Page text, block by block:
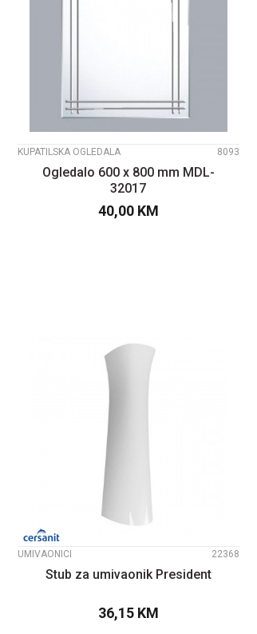
KUPATILSKA OGLEDALA 8093
Ogledalo 600 x 800 mm MDL-
32017
40,00 KM
UMIVAONICI 22368
Stub za umivaonik President
36,15 KM